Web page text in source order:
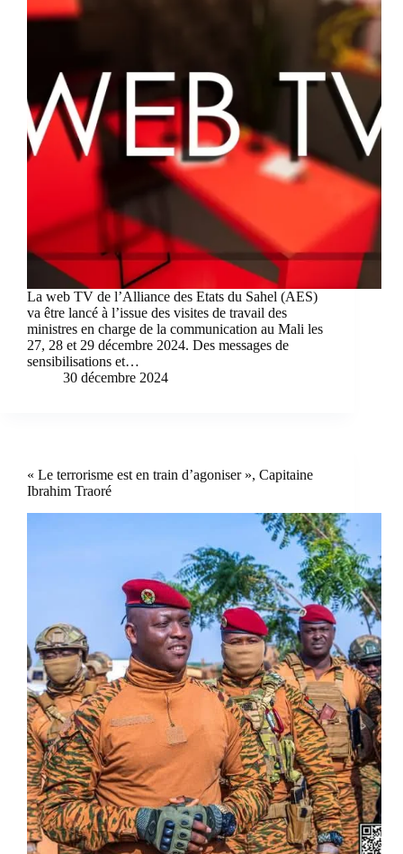
La web TV de l’Alliance des Etats du Sahel (AES)
va être lancé à l’issue des visites de travail des
ministres en charge de la communication au Mali les
27, 28 et 29 décembre 2024. Des messages de
sensibilisations et…
30 décembre 2024
« Le terrorisme est en train d’agoniser », Capitaine
Ibrahim Traoré